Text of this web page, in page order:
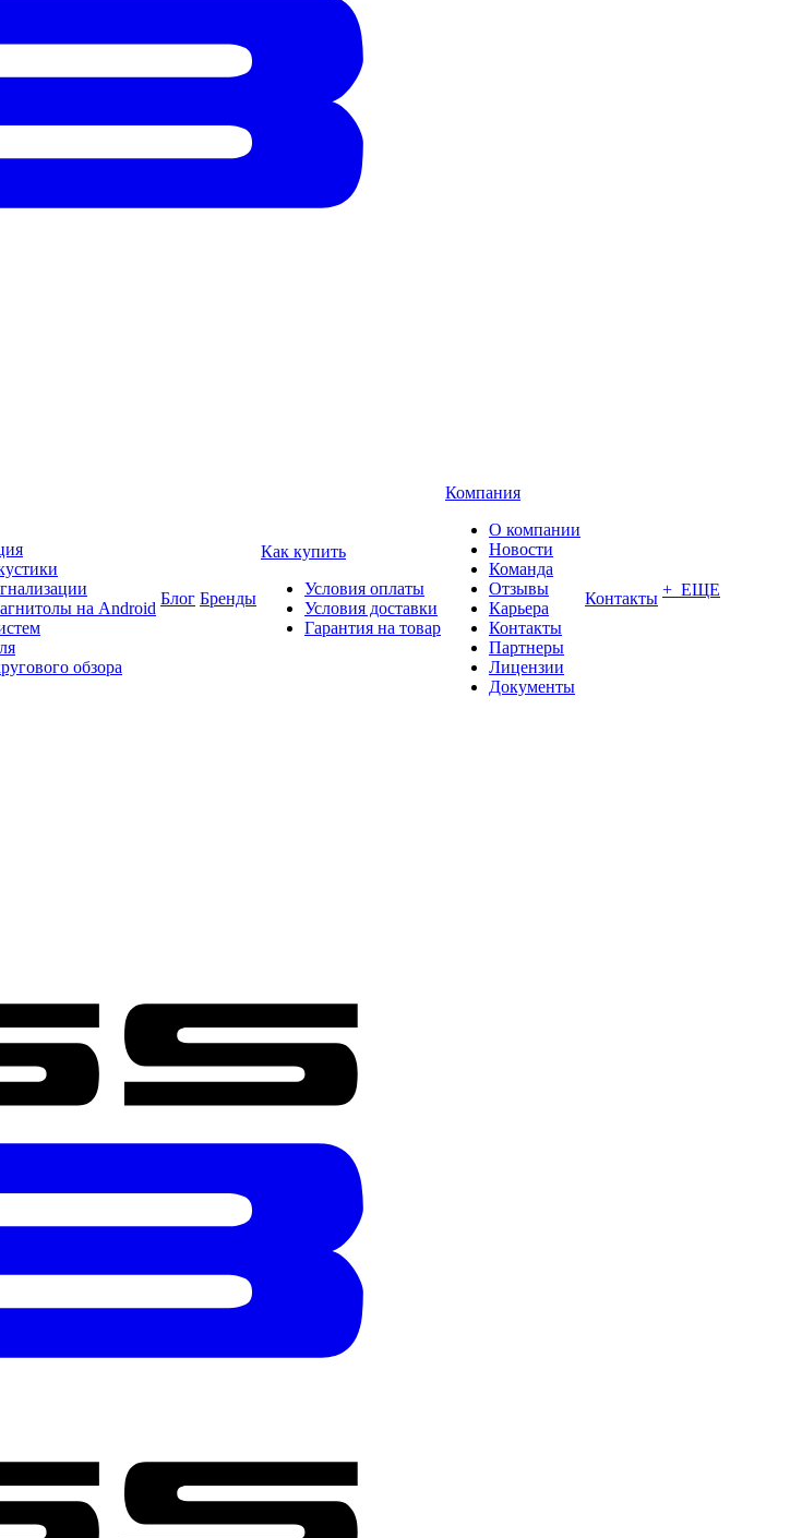
на Android
обзора
Блог Бренды
Как купить
Условия оплаты
Условия доставки
Гарантия на товар
Компания
О компании
Новости
Команда
Отзывы
Карьера
Контакты
Партнеры
Лицензии
Документы
Контакты + ЕЩЕ